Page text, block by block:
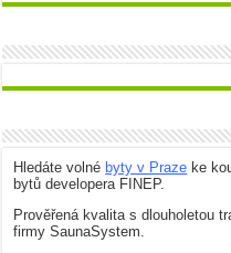
Hledáte volné byty v Praze ke
bytů developera FINEP.
Prověřená kvalita s dlouholetou
firmy SaunaSystem.